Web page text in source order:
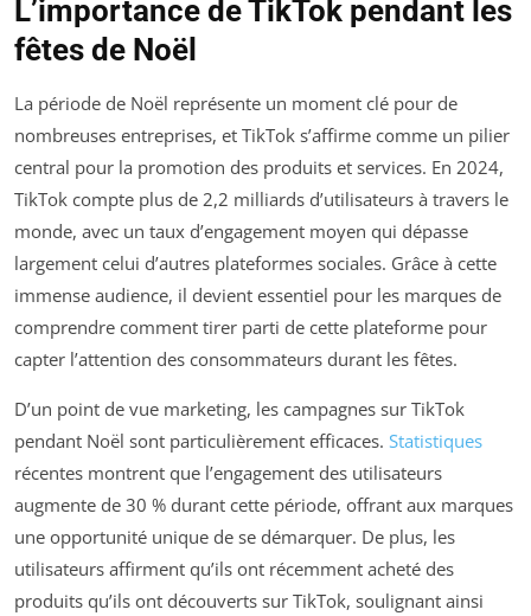
L’importance de TikTok pendant les
fêtes de Noël
La période de Noël représente un moment clé pour de
nombreuses entreprises, et TikTok s’affirme comme un pilier
central pour la promotion des produits et services. En 2024,
TikTok compte plus de 2,2 milliards d’utilisateurs à travers le
monde, avec un taux d’engagement moyen qui dépasse
largement celui d’autres plateformes sociales. Grâce à cette
immense audience, il devient essentiel pour les marques de
comprendre comment tirer parti de cette plateforme pour
capter l’attention des consommateurs durant les fêtes.
D’un point de vue marketing, les campagnes sur TikTok
pendant Noël sont particulièrement efficaces. Statistiques
récentes montrent que l’engagement des utilisateurs
augmente de 30 % durant cette période, offrant aux marques
une opportunité unique de se démarquer. De plus, les
utilisateurs affirment qu’ils ont récemment acheté des
produits qu’ils ont découverts sur TikTok, soulignant ainsi